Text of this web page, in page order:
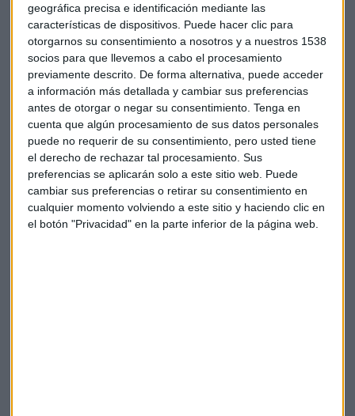
geográfica precisa e identificación mediante las
características de dispositivos. Puede hacer clic para
otorgarnos su consentimiento a nosotros y a nuestros 1538
socios para que llevemos a cabo el procesamiento
previamente descrito. De forma alternativa, puede acceder
a información más detallada y cambiar sus preferencias
antes de otorgar o negar su consentimiento. Tenga en
cuenta que algún procesamiento de sus datos personales
puede no requerir de su consentimiento, pero usted tiene
el derecho de rechazar tal procesamiento. Sus
preferencias se aplicarán solo a este sitio web. Puede
cambiar sus preferencias o retirar su consentimiento en
cualquier momento volviendo a este sitio y haciendo clic en
el botón "Privacidad" en la parte inferior de la página web.
Vemos qué papel juega elfactor asegurador, fundamental
para acompañar a las empresas españolas que crecen e
innovan muy rápido. Hay que buscar las respuestas
aseguradoras para este desafío. "Asesorar a nivel de
seguros, nivel de riesgos y contractual", sostiene Dodero.
"Hay que estar cerca de de los clientes. Mientras los clientes
innovan, nosotros innovemos con ellos en construcciones
aseguradoras que seadapten a sus nuevas necesidades
añade Muguiro.
Analizan el papel que juega Españaen la transición
energética, sobre todo en la energía eólica marina. Dodero